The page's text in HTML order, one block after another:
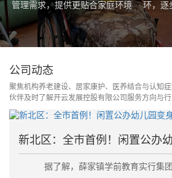
管理需求，提供更贴合家庭环境
的护理服务与用药协助支持。
环，逐
场景协
公司动态
聚焦机构养老建设、居家康护、医养结合与认知
伙伴及时了解开云发展控股有限公司服务方向与
据了解，薛家镇学前教育实行集团